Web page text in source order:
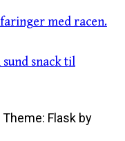
med racen.
snack til
Theme: Flask by